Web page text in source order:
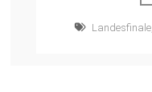
Landesfinale,